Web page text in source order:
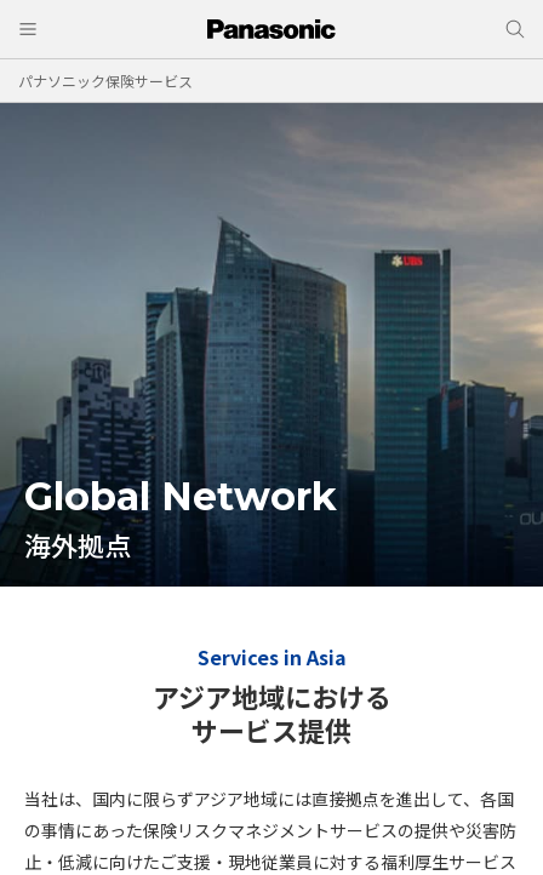
パナソニック保険サービス
Global Network
海外拠点
Services in Asia
アジア地域における
サービス提供
当社は、国内に限らずアジア地域には直接拠点を進出して、各国
の事情にあった保険リスクマネジメントサービスの提供や災害防
止・低減に向けたご支援・現地従業員に対する福利厚生サービス